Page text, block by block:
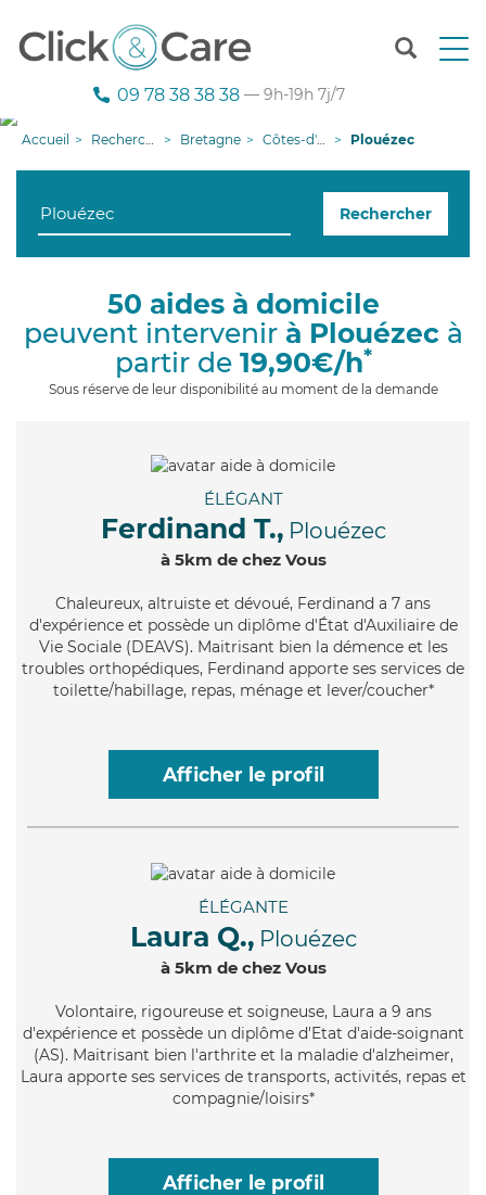
T
n
g
i
09 78 38 38 38 — 9h-19h 7j/7
Accueil Recherche aide à domicile Bretagne Côtes-d'armor Plouézec
Rechercher
50 aides à domicile
peuvent intervenir à Plouézecà
partir de 19,90€/h*
Sous réserve de leur disponibilité au moment de la demande
ÉLÉGANT
Ferdinand T., Plouézec
à 5km de chez Vous
Chaleureux, altruiste et dévoué, Ferdinand a 7 ans
d'expérience et possède un diplôme d'État d'Auxiliaire de
Vie Sociale (DEAVS). Maitrisant bien la démence et les
troubles orthopédiques, Ferdinand apporte ses services de
toilette/habillage, repas, ménage et lever/coucher*
Afficher le profil
ÉLÉGANTE
Laura Q., Plouézec
à 5km de chez Vous
Volontaire, rigoureuse et soigneuse, Laura a 9 ans
d'expérience et possède un diplôme d'Etat d'aide-soignant
(AS). Maitrisant bien l'arthrite et la maladie d'alzheimer,
Laura apporte ses services de transports, activités, repas et
compagnie/loisirs*
Afficher le profil